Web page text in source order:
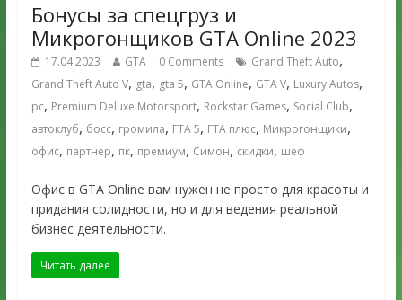
Бонусы за спецгруз и
Микрогонщиков GTA Online 2023
17.04.2023 GTA 0 Comments Grand Theft Auto,
Grand Theft Auto V, gta, gta 5, GTA Online, GTA V, Luxury Autos,
pc, Premium Deluxe Motorsport, Rockstar Games, Social Club,
автоклуб, босс, громила, ГТА 5, ГТА плюс, Микрогонщики,
офис, партнер, пк, премиум, Симон, скидки, шеф
Офис в GTA Online вам нужен не просто для красоты и
придания солидности, но и для ведения реальной
бизнес деятельности.
Читать далее